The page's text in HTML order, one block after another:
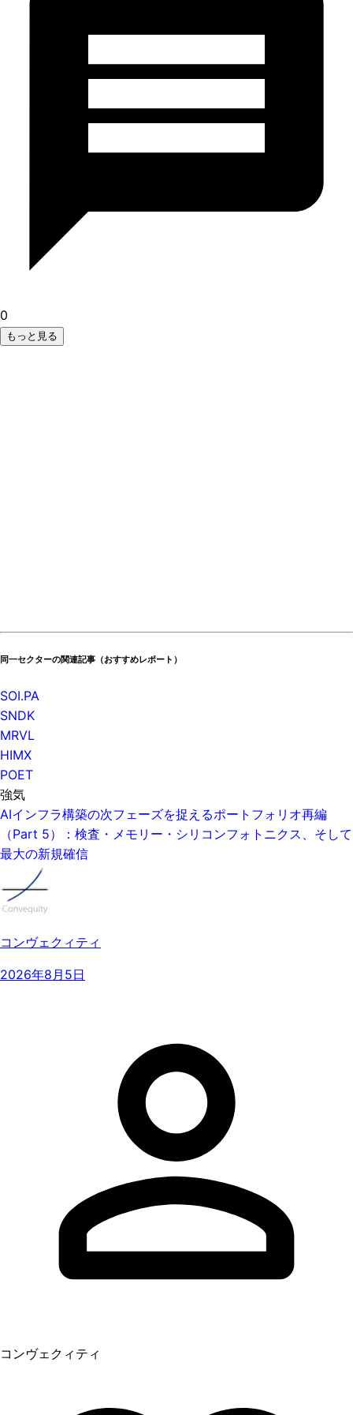
0
もっと見る
同一セクターの関連記事（おすすめレポート）
SOI.PA
SNDK
MRVL
HIMX
POET
強気
AIインフラ構築の次フェーズを捉えるポートフォリオ再編
（Part 5）：検査・メモリー・シリコンフォトニクス、そして
最大の新規確信
コンヴェクィティ
2026年8月5日
コンヴェクィティ